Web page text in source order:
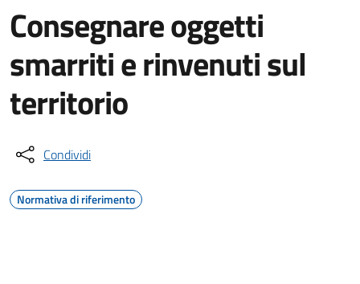
Consegnare oggetti
smarriti e rinvenuti sul
territorio
Condividi
Normativa di riferimento